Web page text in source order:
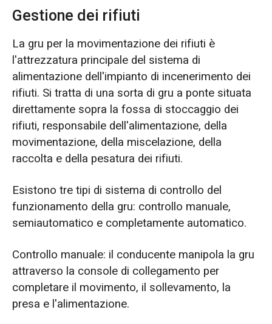
Gestione dei rifiuti
La gru per la movimentazione dei rifiuti è
l'attrezzatura principale del sistema di
alimentazione dell'impianto di incenerimento dei
rifiuti. Si tratta di una sorta di gru a ponte situata
direttamente sopra la fossa di stoccaggio dei
rifiuti, responsabile dell'alimentazione, della
movimentazione, della miscelazione, della
raccolta e della pesatura dei rifiuti.
Esistono tre tipi di sistema di controllo del
funzionamento della gru: controllo manuale,
semiautomatico e completamente automatico.
Controllo manuale: il conducente manipola la gru
attraverso la console di collegamento per
completare il movimento, il sollevamento, la
presa e l'alimentazione.